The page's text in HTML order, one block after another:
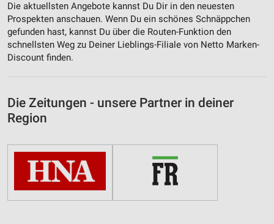
Die aktuellsten Angebote kannst Du Dir in den neuesten
Prospekten anschauen. Wenn Du ein schönes Schnäppchen
gefunden hast, kannst Du über die Routen-Funktion den
schnellsten Weg zu Deiner Lieblings-Filiale von Netto Marken-
Discount finden.
Die Zeitungen - unsere Partner in deiner
Region